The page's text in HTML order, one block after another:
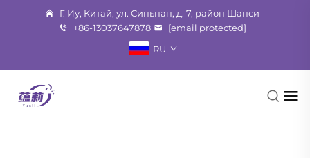
Г. Иу, Китай, ул. Синьпан, д. 7, район Шанси
+86-13037647878
[email protected]
RU